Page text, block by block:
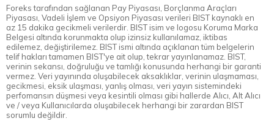
Foreks tarafından sağlanan Pay Piyasası, Borçlanma Araçları
Piyasası, Vadeli İşlem ve Opsiyon Piyasası verileri BIST kaynaklı en
az 15 dakika gecikmeli verilerdir. BIST isim ve logosu Koruma Marka
Belgesi altında korunmakta olup izinsiz kullanılamaz, iktibas
edilemez, değiştirilemez. BIST ismi altında açıklanan tüm belgelerin
telif hakları tamamen BIST'ye ait olup, tekrar yayınlanamaz. BIST,
verinin sekansı, doğruluğu ve tamlığı konusunda herhangi bir garanti
vermez. Veri yayınında oluşabilecek aksaklıklar, verinin ulaşmaması,
gecikmesi, eksik ulaşması, yanlış olması, veri yayın sistemindeki
perfomansın düşmesi veya kesintili olması gibi hallerde Alıcı, Alt Alıcı
ve / veya Kullanıcılarda oluşabilecek herhangi bir zarardan BIST
sorumlu değildir.